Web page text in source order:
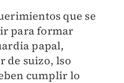
que se
para formar
papal,
de suizo, lso
cumplir lo